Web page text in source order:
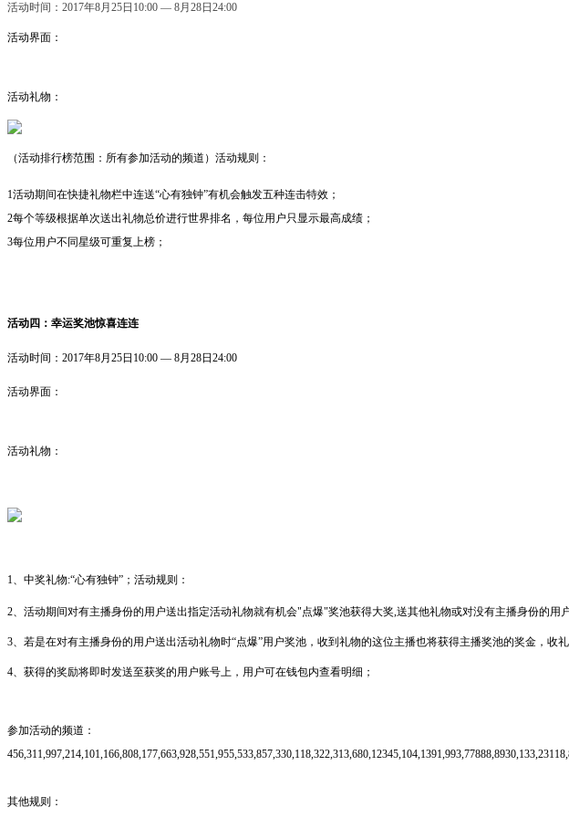
活动时间： 2017年8月25日10:00 — 8月28日24:00
活动界面：
活动礼物：
（活动排行榜范围：所有参加活动的频道） 活动规则：
1活动期间在快捷礼物栏中连送“心有独钟”有机会触发五种连击特效；
2每个等级根据单次送出礼物总价进行世界排名，每位用户只显示最高成绩；
3每位用户不同星级可重复上榜；
活动四：幸运奖池惊喜连连
活动时间： 2017年8月25日10:00 — 8月28日24:00
活动界面：
活动礼物：
1、中奖礼物:“心有独钟”； 活动规则：
2、活动期间对有主播身份的用户送出指定活动礼物就有机会"点爆"奖池获得大奖,送其他礼物或对没有主播身份的用
3、若是在对有主播身份的用户送出活动礼物时“点爆”用户奖池，收到礼物的这位主播也将获得主播奖池的奖金，收
4、获得的奖励将即时发送至获奖的用户账号上，用户可在钱包内查看明细；
参加活动的频道：
其他规则：